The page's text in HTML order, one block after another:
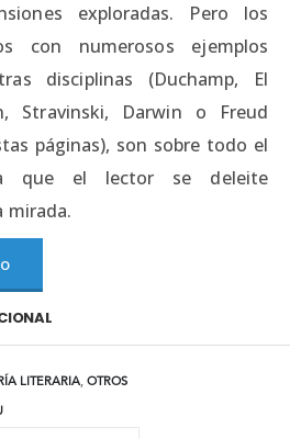
exploradas. Pero los
con numerosos ejemplos
disciplinas (Duchamp, El
Stravinski, Darwin o Freud
páginas), son sobre todo el
que el lector se deleite
mirada.
LITERARIA, OTROS